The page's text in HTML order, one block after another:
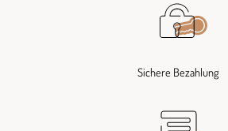
Sichere Bezahlung